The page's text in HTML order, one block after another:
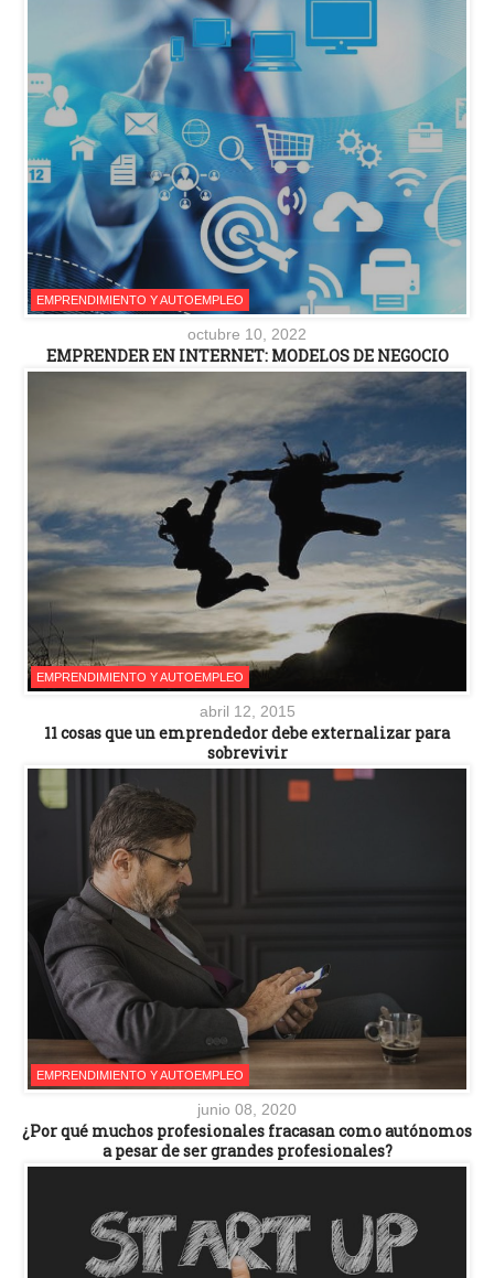
EMPRENDIMIENTO Y AUTOEMPLEO
octubre 10, 2022
EMPRENDER EN INTERNET: MODELOS DE NEGOCIO
EMPRENDIMIENTO Y AUTOEMPLEO
abril 12, 2015
11 cosas que un emprendedor debe externalizar para
sobrevivir
EMPRENDIMIENTO Y AUTOEMPLEO
junio 08, 2020
¿Por qué muchos profesionales fracasan como autónomos
a pesar de ser grandes profesionales?